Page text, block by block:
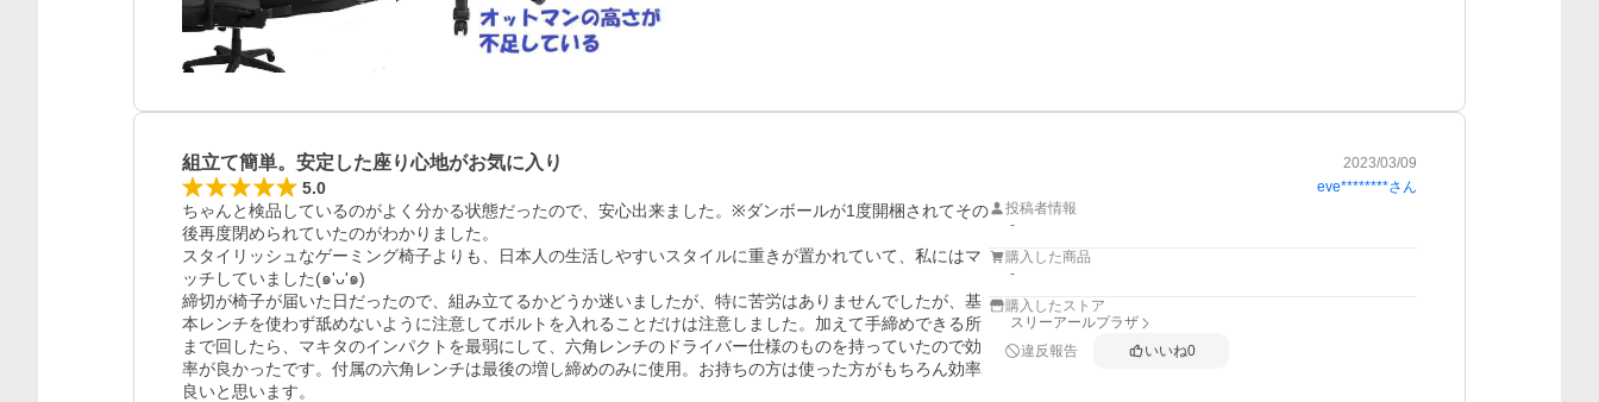
組立て簡単。安定した座り心地がお気に入り 2023/03/09
5.0 eve********さん
ちゃんと検品しているのがよく分かる状態だったので、安心出来ました。※ダンボールが1度開梱されてその
後再度閉められていたのがわかりました。
スタイリッシュなゲーミング椅子よりも、日本人の生活しやすいスタイルに重きが置かれていて、私にはマ
ッチしていました(๑'ᴗ'๑)
締切が椅子が届いた日だったので、組み立てるかどうか迷いましたが、特に苦労はありませんでしたが、基
本レンチを使わず舐めないように注意してボルトを入れることだけは注意しました。加えて手締めできる所
まで回したら、マキタのインパクトを最弱にして、六角レンチのドライバー仕様のものを持っていたので効
率が良かったです。付属の六角レンチは最後の増し締めのみに使用。お持ちの方は使った方がもちろん効率
良いと思います。
投稿者情報
-
購入した商品
-
購入したストア
スリーアールプラザ
違反報告
いいね0